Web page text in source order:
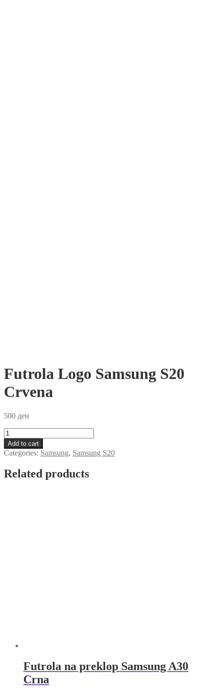
Futrola Logo Samsung S20
Crvena
500 ден
Futrola
Logo
Samsung
S20
quantity
Add to cart
Categories: Samsung, Samsung S20
Related products
Futrola na preklop Samsung A30
Crna